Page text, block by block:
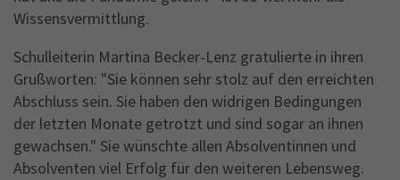
Wissensvermittlung.
Schulleiterin Martina Becker-Lenz gratulierte in ihren
Grußworten: "Sie können sehr stolz auf den erreichten
Abschluss sein. Sie haben den widrigen Bedingungen
der letzten Monate getrotzt und sind sogar an ihnen
gewachsen." Sie wünschte allen Absolventinnen und
Absolventen viel Erfolg für den weiteren Lebensweg.